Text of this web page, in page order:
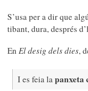
S’usa per a dir que
tibant, dura, després
En El desig dels dies,
I es feia lapanxeta